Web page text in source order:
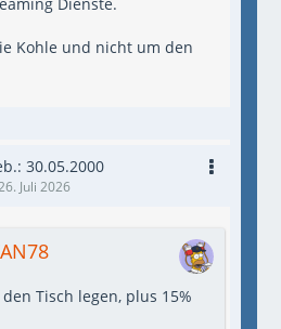
Kohle und nicht um den
30.05.2000
Juli 2026
Tisch legen, plus 15%